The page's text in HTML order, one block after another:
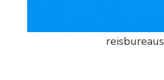
reisbureaus